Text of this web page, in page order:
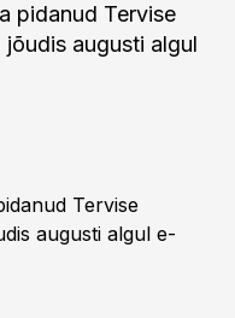
pidanud Tervise
augusti algul
Tervise
augusti algul e-